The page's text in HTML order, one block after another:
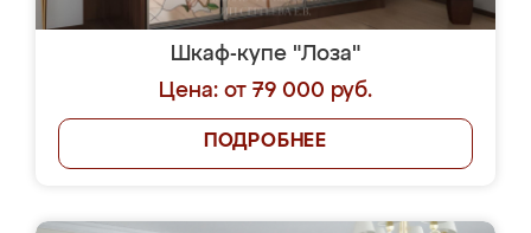
Шкаф-купе "Лоза"
Цена: от 79 000 руб.
ПОДРОБНЕЕ